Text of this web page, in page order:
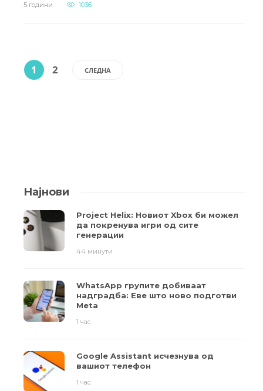
5 години 1036
1 2 СЛЕДНА
Најнови
Project Helix: Новиот Xbox би можел
да покренува игри од сите
генерации
44 минути
WhatsApp групите добиваат
надградба: Еве што ново подготви
Meta
1 час
Google Assistant исчезнува од
вашиот телефон
1 час